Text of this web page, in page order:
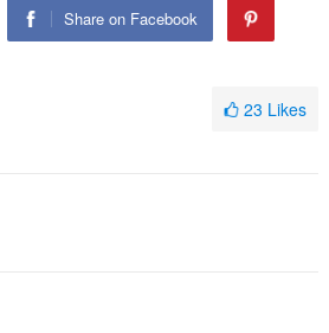
Share on Facebook
23 Likes